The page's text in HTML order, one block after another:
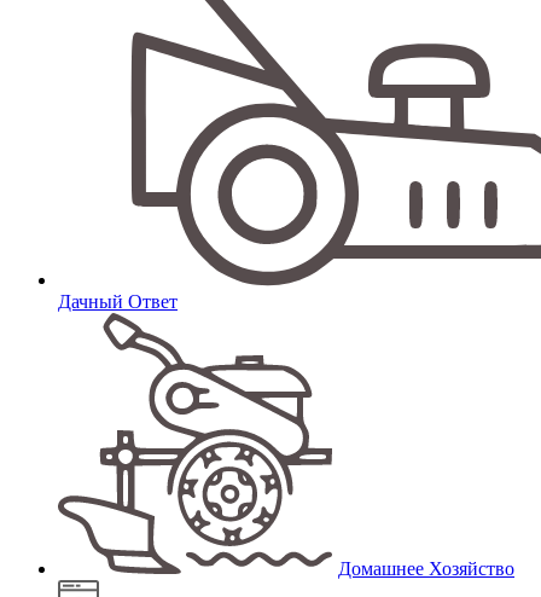
Дачный Ответ
Домашнее Хозяйство